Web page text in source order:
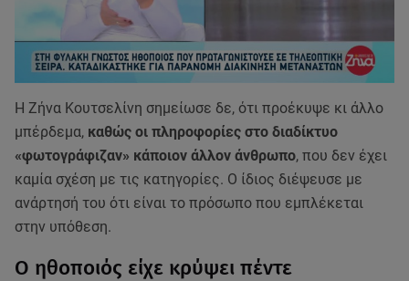
Η Ζήνα Κουτσελίνη σημείωσε δε, ότι προέκυψε κι άλλο
μπέρδεμα, καθώς οι πληροφορίες στο διαδίκτυο
«φωτογράφιζαν» κάποιον άλλον άνθρωπο, που δεν έχει
καμία σχέση με τις κατηγορίες. Ο ίδιος διέψευσε με
ανάρτησή του ότι είναι το πρόσωπο που εμπλέκεται
στην υπόθεση.
Ο ηθοποιός είχε κρύψει πέντε